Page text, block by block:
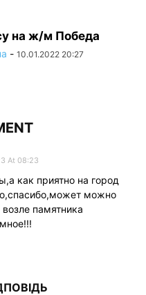
на ж/м Победа
- 10.01.2022 20:27
At 08:23
как приятно на город
можно
памятника